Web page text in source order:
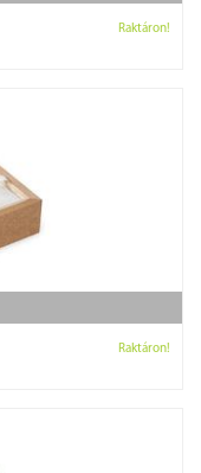
Raktáron!
Raktáron!